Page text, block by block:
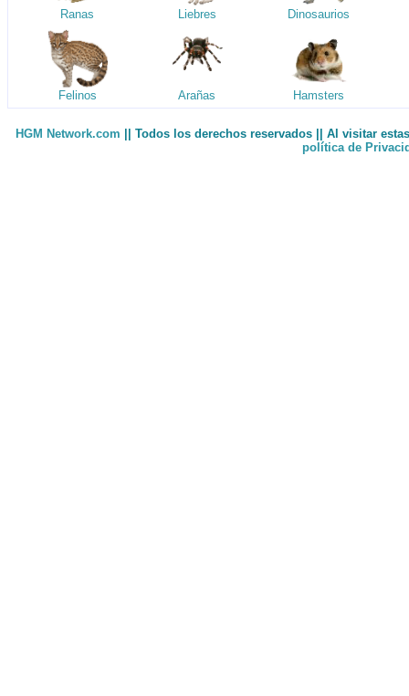
Ranas Liebres Dinosaurios
Felinos Arañas Hamsters
HGM Network.com || Todos los derechos reservados || Al visitar
política de